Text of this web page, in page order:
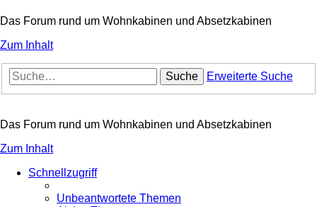
Das Forum rund um Wohnkabinen und Absetzkabinen
Zum Inhalt
Suche Erweiterte Suche
Das Forum rund um Wohnkabinen und Absetzkabinen
Zum Inhalt
Schnellzugriff
Unbeantwortete Themen